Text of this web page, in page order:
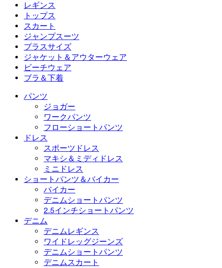
ミニドレス
デニムショートパンツ
2.5インチショートパンツ
デニムレギンス
ワイドレッグジーンズ
デニムショートパンツ
デニムスカート
レギンス
レギンス
デニムレギンス
ヒップアップレギンス
ヨガレギンス
トップス
トップス
スポーツブラ
Tシャツ
スカート
スカート
アクティブスカート
ミニスカート
マキシ＆ミディスカート
ジャンプスーツ
ジャンプスーツ
オーバーオール
ロンパース
プラスサイズ
プラスサイズ
プラスサイズボトムス
プラスサイズトップス
プラスサイズドレス
ジャケット＆アウターウェア
ジャケット＆アウターウェア
ジャケット＆アウターウェア
アウターウェア
ビーチウェア
ビーチウェア
水着トップス
水着ボトムス
水着セット
ブラ＆下着
ブラ＆下着
ブラ
下着
パンツ
ジョガー
ワークパンツ
フローショートパンツ
ドレス
スポーツドレス
マキシ＆ミディドレス
ミニドレス
ショートパンツ＆バイカー
バイカー
デニムショートパンツ
2.5インチショートパンツ
デニム
デニムレギンス
ワイドレッグジーンズ
デニムショートパンツ
デニムスカート